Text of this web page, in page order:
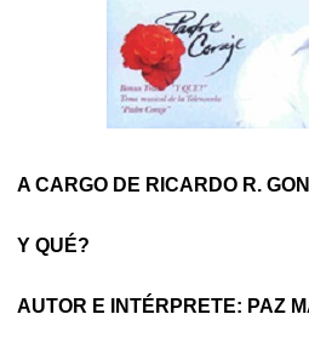
A CARGO DE RICARDO R.
Y QUÉ?
AUTOR E INTÉRPRETE: PAZ